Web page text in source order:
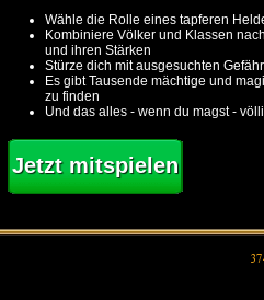
Wähle die Rolle eines tapferen
Kombiniere Völker und Klassen
und ihren Stärken
Stürze dich mit ausgesuchten
Es gibt Tausende mächtige und
zu finden
Und das alles - wenn du magst -
Jetzt mitspielen